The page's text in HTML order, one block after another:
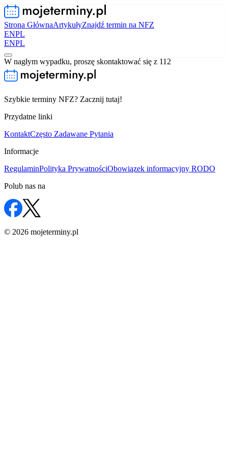
Strona GłównaArtykułyZnajdź termin na NFZ
ENPL
ENPL
W nagłym wypadku, proszę skontaktować się z 112
Szybkie terminy NFZ? Zacznij tutaj!
Przydatne linki
KontaktCzęsto Zadawane Pytania
Informacje
RegulaminPolityka PrywatnościObowiązek informacyjny RODO
Polub nas na
© 2026 mojeterminy.pl